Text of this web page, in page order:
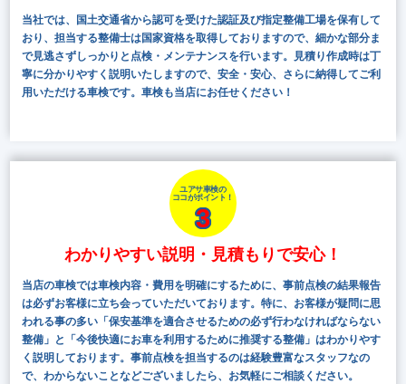
当社では、国土交通省から認可を受けた認証及び指定整備工場を保有して
おり、担当する整備士は国家資格を取得しておりますので、細かな部分ま
で見逃さずしっかりと点検・メンテナンスを行います。見積り作成時は丁
寧に分かりやすく説明いたしますので、安全・安心、さらに納得してご利
用いただける車検です。車検も当店にお任せください！
ユアサ車検の
ココがポイント！
3
わかりやすい説明・見積もりで安心！
当店の車検では車検内容・費用を明確にするために、事前点検の結果報告
は必ずお客様に立ち会っていただいております。特に、お客様が疑問に思
われる事の多い「保安基準を適合させるための必ず行わなければならない
整備」と「今後快適にお車を利用するために推奨する整備」はわかりやす
く説明しております。事前点検を担当するのは経験豊富なスタッフなの
で、わからないことなどございましたら、お気軽にご相談ください。